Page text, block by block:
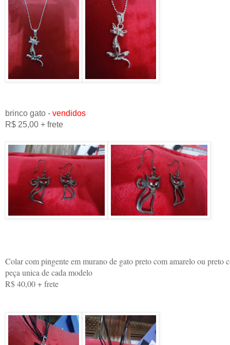
brinco gato - vendidos
R$ 25,00 + frete
Colar com pingente em murano de gato preto com amarelo ou preto
peça unica de cada modelo
R$ 40,00 + frete